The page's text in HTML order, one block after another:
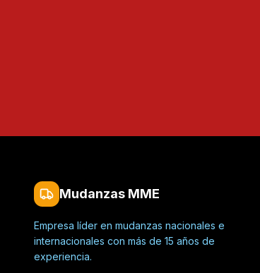
Mudanzas MME
Empresa líder en mudanzas nacionales e
internacionales con más de 15 años de
experiencia.